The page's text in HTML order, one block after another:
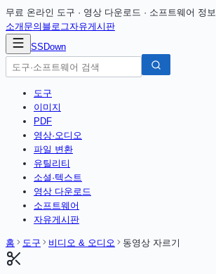
무료 온라인 도구 · 영상 다운로드 · 소프트웨어 정보
소개 문의 블로그자유게시판
SSDown
도구
이미지
PDF
영상·오디오
파일 변환
유틸리티
소셜·텍스트
영상 다운로드
소프트웨어
자유게시판
홈 도구 비디오 & 오디오 동영상 자르기